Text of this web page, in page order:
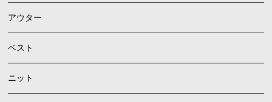
アウター
ベスト
ニット